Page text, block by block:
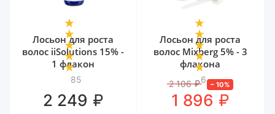
85
Лосьон для роста
волос iiSolutions 15% -
1 флакон
2 249 ₽
6
Лосьон для роста
волос Mixberg 5% - 3
флакона
2 106 ₽ –10%
1 896 ₽